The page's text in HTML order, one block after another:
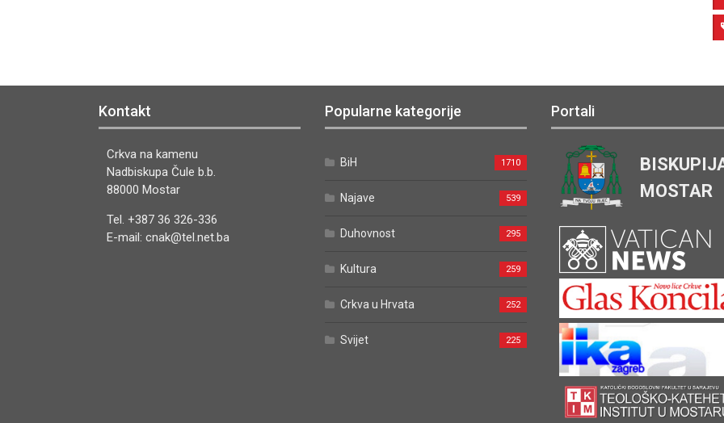
Kontakt
Crkva na kamenu
Nadbiskupa Čule b.b.
88000 Mostar
Tel. +387 36 326-336
E-mail: cnak@tel.net.ba
Popularne kategorije
BiH 1710
Najave 539
Duhovnost 295
Kultura 259
Crkva u Hrvata 252
Svijet 225
Portali
MOSTAR